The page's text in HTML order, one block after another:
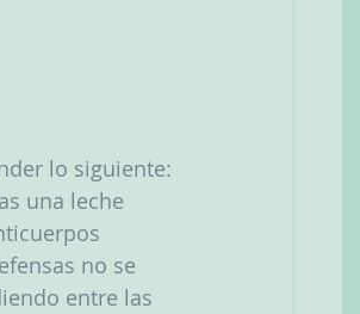
lo siguiente:
una leche
no se
entre las